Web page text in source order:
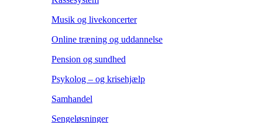
Musik og livekoncerter
Online træning og uddannelse
Pension og sundhed
Psykolog – og krisehjælp
Samhandel
Sengeløsninger